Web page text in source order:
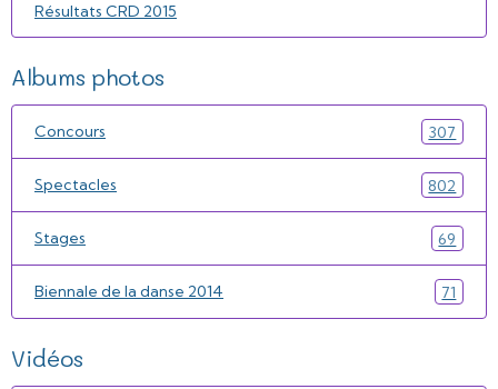
Résultats CRD 2015
Albums photos
Concours 307
Spectacles 802
Stages 69
Biennale de la danse 2014 71
Vidéos